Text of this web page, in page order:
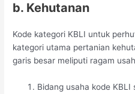
b. Kehutanan
Kode kategori KBLI untuk
kategori utama pertanian
garis besar meliputi ragam
Bidang usaha kode